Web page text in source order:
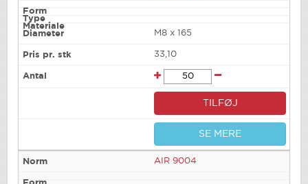
M8 x 165
33,10
TILFØJ
SE MERE
AIR 9004